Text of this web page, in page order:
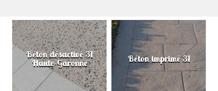
Béton désactivé 31
Haute-Garonne Béton imprimé 31